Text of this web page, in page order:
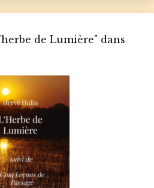
de Lumière" dans